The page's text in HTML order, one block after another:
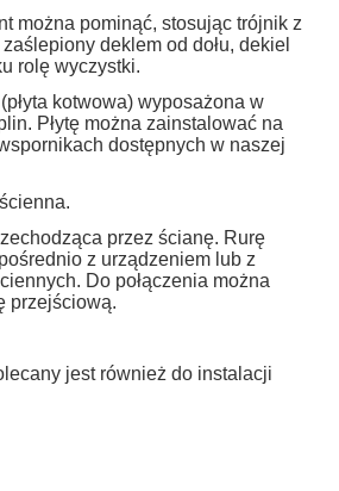
można pominąć, stosując trójnik z
deklem od dołu, dekiel
rolę wyczystki.
kotwowa) wyposażona w
Płytę można zainstalować na
dostępnych w naszej
przez ścianę. Rurę
z urządzeniem lub z
Do połączenia można
przejściową.
jest również do instalacji